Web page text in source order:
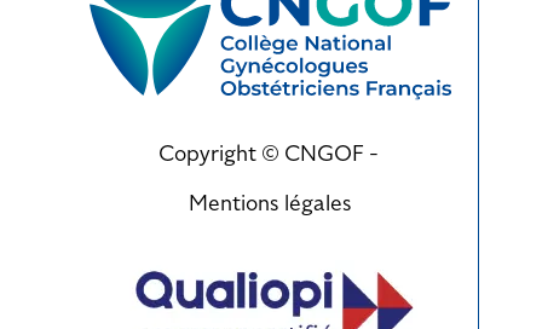
Copyright © CNGOF -
Mentions légales